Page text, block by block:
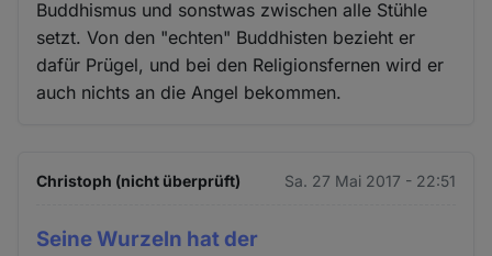
Buddhismus und sonstwas zwischen alle Stühle
setzt. Von den "echten" Buddhisten bezieht er
dafür Prügel, und bei den Religionsfernen wird er
auch nichts an die Angel bekommen.
Christoph (nicht überprüft) Sa. 27 Mai 2017 - 22:51
Seine Wurzeln hat der